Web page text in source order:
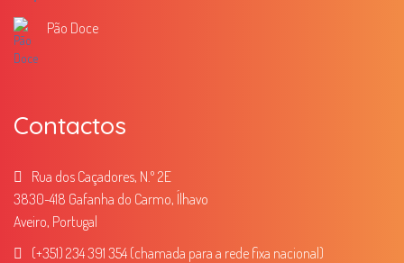
Pão Doce
Contactos
Rua dos Caçadores, N.º 2E
3830-418 Gafanha do Carmo, Ílhavo
Aveiro, Portugal
(+351) 234 391 354 (chamada para a rede fixa nacional)